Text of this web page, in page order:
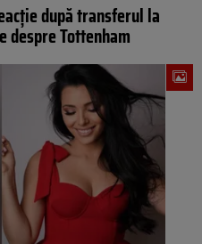
după transferul la
despre Tottenham